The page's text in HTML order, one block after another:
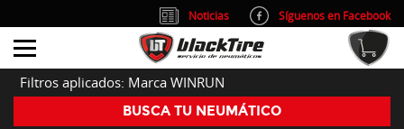
Filtros aplicados: Marca WINRUN
BUSCA TU NEUMÁTICO
Noticias
Síguenos en Facebook
info@blacktire.es
914 353 309
Atención al cliente: L/V 9:00-14:00 y 15:00-19:00